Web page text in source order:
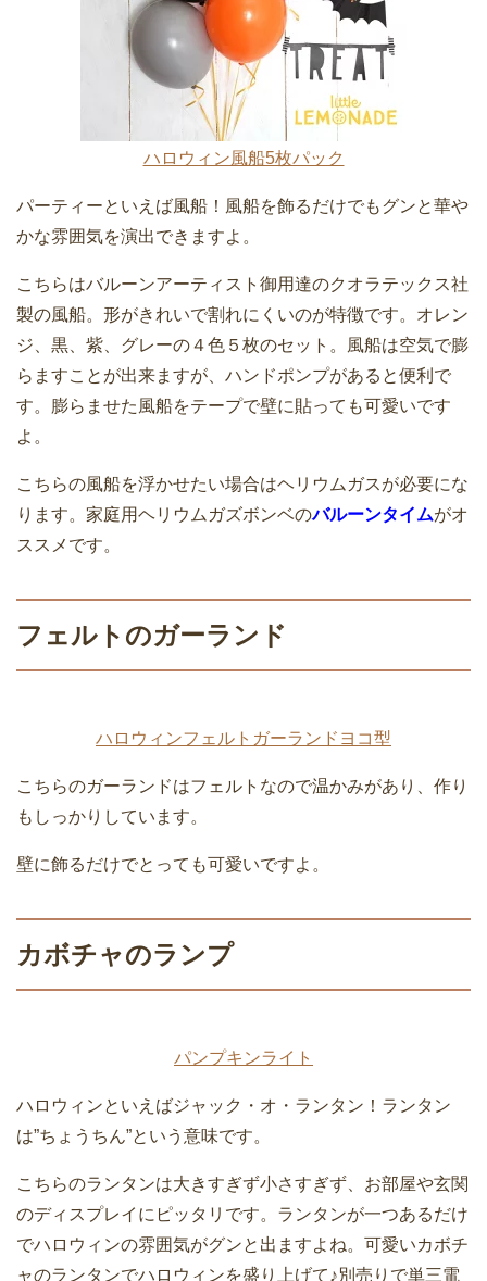
ハロウィン風船5枚パック
パーティーといえば風船！風船を飾るだけでもグンと華や
かな雰囲気を演出できますよ。
こちらはバルーンアーティスト御用達のクオラテックス社
製の風船。形がきれいで割れにくいのが特徴です。オレン
ジ、黒、紫、グレーの４色５枚のセット。風船は空気で膨
らますことが出来ますが、ハンドポンプがあると便利で
す。膨らませた風船をテープで壁に貼っても可愛いです
よ。
こちらの風船を浮かせたい場合はヘリウムガスが必要にな
ります。家庭用ヘリウムガズボンベのバルーンタイムがオ
ススメです。
フェルトのガーランド
ハロウィンフェルトガーランドヨコ型
こちらのガーランドはフェルトなので温かみがあり、作り
もしっかりしています。
壁に飾るだけでとっても可愛いですよ。
カボチャのランプ
パンプキンライト
ハロウィンといえばジャック・オ・ランタン！ランタン
は”ちょうちん”という意味です。
こちらのランタンは大きすぎず小さすぎず、お部屋や玄関
のディスプレイにピッタリです。ランタンが一つあるだけ
でハロウィンの雰囲気がグンと出ますよね。可愛いカボチ
ャのランタンでハロウィンを盛り上げて♪別売りで単三電